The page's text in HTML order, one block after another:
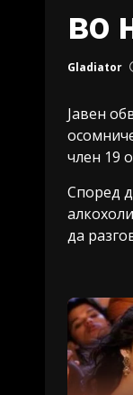
во
Gladiator
Јавен
член 19
Според
да